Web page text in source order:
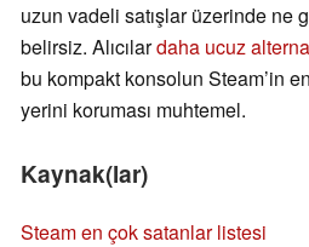
uzun vadeli satışlar üzerinde ne
belirsiz. Alıcılardaha ucuz
bu kompakt konsolun Steam’in
yerini koruması muhtemel.
Kaynak(lar)
Steam en çok satanlar listesi